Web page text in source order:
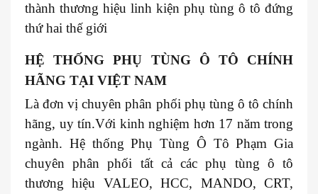
thành thương hiệu linh kiện phụ tùng ô tô đứng
thứ hai thế giới
HỆ THỐNG PHỤ TÙNG Ô TÔ CHÍNH
HÃNG TẠI VIỆT NAM
Là đơn vị chuyên phân phối phụ tùng ô tô chính
hãng, uy tín.Với kinh nghiệm hơn 17 năm trong
ngành. Hệ thống Phụ Tùng Ô Tô Phạm Gia
chuyên phân phối tất cả các phụ tùng ô tô
thương hiệu VALEO, HCC, MANDO, CRT,